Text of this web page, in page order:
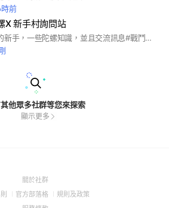
前
X 新手村詢問站
提供給剛入坑的新手，一些陀螺知識，並且交流訊息#戰鬥陀螺x
他眾多社群等您來探索
顯示更多
關於社群(Open
(Open
官方部落格
(Open
規則及政策(Open